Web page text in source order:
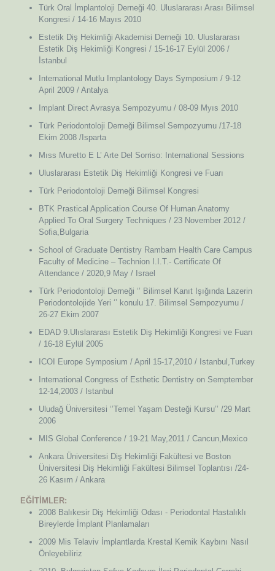
Türk Oral İmplantoloji Derneği 40. Uluslararası Arası Bilimsel
Kongresi / 14-16 Mayıs 2010
Estetik Diş Hekimliği Akademisi Derneği 10. Uluslararası
Estetik Diş Hekimliği Kongresi / 15-16-17 Eylül 2006 /
İstanbul
International Mutlu Implantology Days Symposium / 9-12
April 2009 / Antalya
Implant Direct Avrasya Sempozyumu / 08-09 Myıs 2010
Türk Periodontoloji Derneği Bilimsel Sempozyumu /17-18
Ekim 2008 /Isparta
Mıss Muretto E L’ Arte Del Sorriso: International Sessions
Uluslararası Estetik Diş Hekimliği Kongresi ve Fuarı
Türk Periodontoloji Derneği Bilimsel Kongresi
BTK Prastical Application Course Of Human Anatomy
Applied To Oral Surgery Techniques / 23 November 2012 /
Sofia,Bulgaria
School of Graduate Dentistry Rambam Health Care Campus
Faculty of Medicine – Technion I.I.T.- Certificate Of
Attendance / 2020,9 May / Israel
Türk Periodontoloji Derneği ‘’ Bilimsel Kanıt Işığında Lazerin
Periodontolojide Yeri ‘’ konulu 17. Bilimsel Sempozyumu /
26-27 Ekim 2007
EDAD 9.Ulıslararası Estetik Diş Hekimliği Kongresi ve Fuarı
/ 16-18 Eylül 2005
ICOI Europe Symposium / April 15-17,2010 / Istanbul,Turkey
International Congress of Esthetic Dentistry on Semptember
12-14,2003 / Istanbul
Uludağ Üniversitesi ‘’Temel Yaşam Desteği Kursu’’ /29 Mart
2006
MIS Global Conference / 19-21 May,2011 / Cancun,Mexico
Ankara Üniversitesi Diş Hekimliği Fakültesi ve Boston
Üniversitesi Diş Hekimliği Fakültesi Bilimsel Toplantısı /24-
26 Kasım / Ankara
EĞİTİMLER:
2008 Balıkesir Diş Hekimliği Odası - Periodontal Hastalıklı
Bireylerde İmplant Planlamaları
2009 Mis Telaviv İmplantlarda Krestal Kemik Kaybını Nasıl
Önleyebiliriz